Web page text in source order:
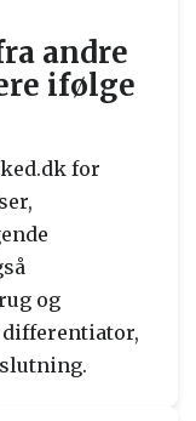
andre
ifølge
for
og